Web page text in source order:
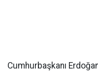
Cumhurbaşkanı